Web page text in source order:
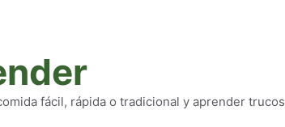
fácil, rápida o tradicional y aprender trucos